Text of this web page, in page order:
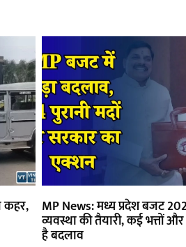
कहर, MP News: मध्य प्रदेश बजट
व्यवस्था की तैयारी, कई भत्तों
है बदलाव